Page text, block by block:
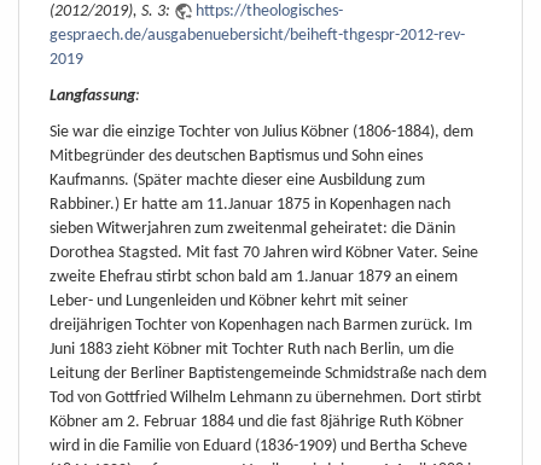
(2012/2019), S. 3:
https://theologisches-
gespraech.de/ausgabenuebersicht/beiheft-thgespr-2012-rev-
2019
Langfassung:
Sie war die einzige Tochter von Julius Köbner (1806-1884), dem
Mitbegründer des deutschen Baptismus und Sohn eines
Kaufmanns. (Später machte dieser eine Ausbildung zum
Rabbiner.) Er hatte am 11.Januar 1875 in Kopenhagen nach
sieben Witwerjahren zum zweitenmal geheiratet: die Dänin
Dorothea Stagsted. Mit fast 70 Jahren wird Köbner Vater. Seine
zweite Ehefrau stirbt schon bald am 1.Januar 1879 an einem
Leber- und Lungenleiden und Köbner kehrt mit seiner
dreijährigen Tochter von Kopenhagen nach Barmen zurück. Im
Juni 1883 zieht Köbner mit Tochter Ruth nach Berlin, um die
Leitung der Berliner Baptistengemeinde Schmidstraße nach dem
Tod von Gottfried Wilhelm Lehmann zu übernehmen. Dort stirbt
Köbner am 2. Februar 1884 und die fast 8jährige Ruth Köbner
wird in die Familie von Eduard (1836-1909) und Bertha Scheve